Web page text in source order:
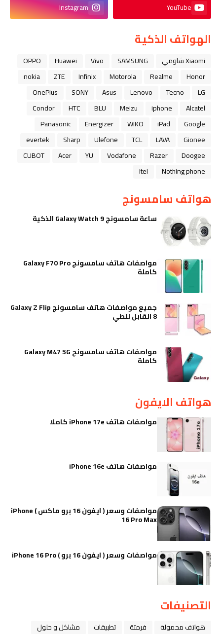
YouTube
Instagram
الهواتف الذكية
Xiaomi شاومي SAMSUNG
Vivo
Huawei
OPPO
Honor
Realme
Motorola
Infinix
ZTE
nokia
LG
Tecno
Lenovo
Asus
SONY
OnePlus
Alcatel
iphone
Meizu
BLU
HTC
Condor
Google
iPad
WIKO
Energizer
Panasonic
Gionee
LAVA
TCL
Ulefone
Sharp
evertek
Doogee
Razer
Vodafone
YU
Acer
CUBOT
Nothing phone
itel
هواتف سامسونج
ساعة سامسونج Galaxy Watch 9 الذكية
مواصفات هاتف سامسونج Galaxy F70 Pro
كاملة
جميع مواصفات هاتف سامسونج Galaxy Z Flip
8 القابل للطي
مواصفات هاتف سامسونج Galaxy M47 5G
كاملة
هواتف الايفون
مواصفات هاتف iPhone 17e كاملا
مواصفات هاتف iPhone 16e
مواصفات وسعر ( ايفون 16 برو ماكس ) iPhone
16 Pro Max
مواصفات وسعر ( ايفون 16 برو ) iPhone 16 Pro
التصنيفات
هواتف محمولة فرمتة تطبيقات
مشاكل و حلول